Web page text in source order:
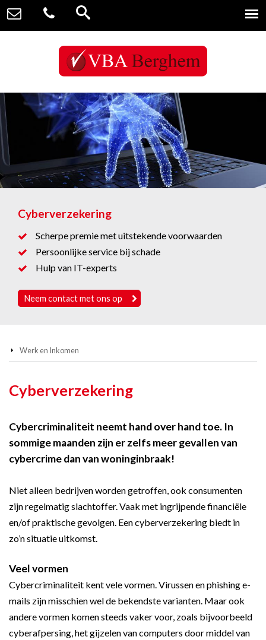
Cyberverzekering
Scherpe premie met uitstekende voorwaarden
Persoonlijke service bij schade
Hulp van IT-experts
Neem contact met ons op
Werk en Inkomen
Cyberverzekering
Cybercriminaliteit neemt hand over hand toe. In
sommige maanden zijn er zelfs meer gevallen van
cybercrime dan van woninginbraak!
Niet alleen bedrijven worden getroffen, ook consumenten
zijn regelmatig slachtoffer. Vaak met ingrijpende financiële
en/of praktische gevolgen. Een cyberverzekering biedt in
zo’n situatie uitkomst.
Veel vormen
Cybercriminaliteit kent vele vormen. Virussen en phishing e-
mails zijn misschien wel de bekendste varianten. Maar ook
andere vormen komen steeds vaker voor, zoals bijvoorbeeld
cyberafpersing, het gijzelen van computers door middel van